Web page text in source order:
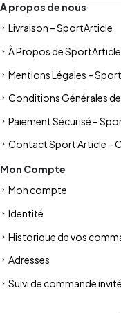
A propos de nous
Livraison – SportArticle
À Propos de SportArticle
Mentions Légales –
Conditions Générales
Paiement Sécurisé –
Contact Sport Article –
Mon Compte
Mon compte
Identité
Historique de vos
Adresses
Suivi de commande invité